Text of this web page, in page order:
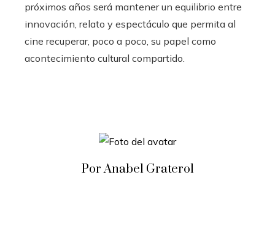
próximos años será mantener un equilibrio entre
innovación, relato y espectáculo que permita al
cine recuperar, poco a poco, su papel como
acontecimiento cultural compartido.
Por Anabel Graterol